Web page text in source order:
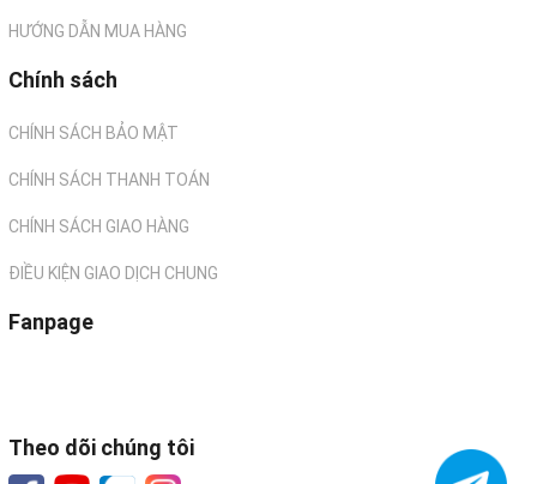
HƯỚNG DẪN MUA HÀNG
Chính sách
CHÍNH SÁCH BẢO MẬT
CHÍNH SÁCH THANH TOÁN
CHÍNH SÁCH GIAO HÀNG
ĐIỀU KIỆN GIAO DỊCH CHUNG
Fanpage
Theo dõi chúng tôi